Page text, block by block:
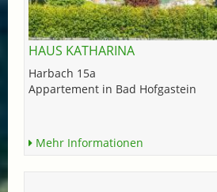
HAUS KATHARINA
Harbach 15a
Appartement in Bad Hofgastein
Mehr Informationen